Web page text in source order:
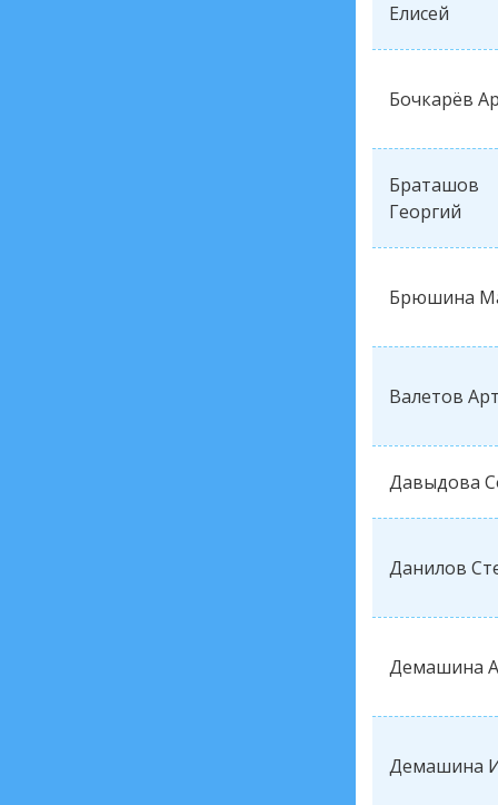
Елисей
Бочкарёв
Браташов
Георгий
Брюшина
Валетов
Давыдова
Данилов
Демашина
Демашина